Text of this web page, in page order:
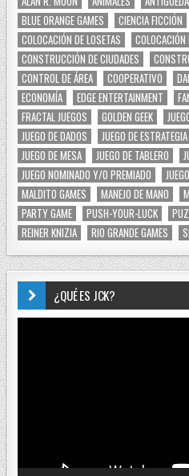
BLUE ORANGE GAMES
CIENCIA FICCIÓN
COLOCACIÓN DE LOSETAS
CONSTRUCCIÓN DE CIUDADES
CONTROL DE ÁREA
COOPERATIVO
ECONOMÍA
EDGE ENTERTAINMENT
FRACTAL JUEGOS
GOLDEN GEEK
JUEGO DE DADOS
JUEGO DE ESTRATEGIA
JUEGO DE MESA
JUEGO DE TABLERO
JUEGO NOMINADO Y/O PREMIADO
MALDITO GAMES
MANEJO DE MANO
PARTY GAME
PUSH-YOUR-LUCK
REINER KNIZIA
RIO GRANDE GAMES
¿QUÉ ES JCK?